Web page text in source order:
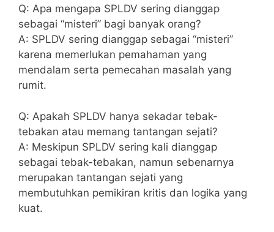
Q: Apa mengapa SPLDV sering dianggap
sebagai “misteri” bagi banyak orang?
A: ‍SPLDV sering dianggap ‍sebagai “misteri”
karena ​memerlukan pemahaman yang
mendalam serta pemecahan‍ masalah yang
rumit.
Q: Apakah SPLDV⁢ hanya sekadar tebak-
tebakan atau memang tantangan sejati?
A: ⁣Meskipun SPLDV sering kali dianggap
sebagai ‌tebak-tebakan, namun sebenarnya
merupakan tantangan sejati yang​
membutuhkan​ pemikiran kritis dan logika yang
kuat.